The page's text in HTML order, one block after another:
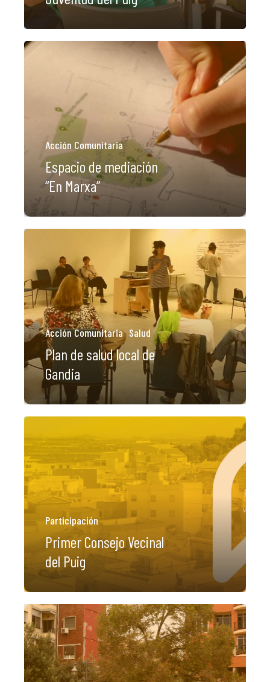
Acción Comunitaria
Espacio de mediación
“En Marxa”
Acción Comunitaria Salud
Plan de salud local de
Gandia
Participación
Primer Consejo Vecinal
del Puig